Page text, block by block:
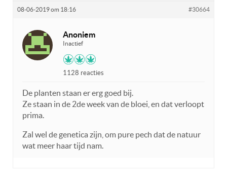
08-06-2019 om 18:16 #30664
Anoniem
Inactief
1128 reacties
De planten staan er erg goed bij.
Ze staan in de 2de week van de bloei, en dat verloopt
prima.
Zal wel de genetica zijn, om pure pech dat de natuur
wat meer haar tijd nam.